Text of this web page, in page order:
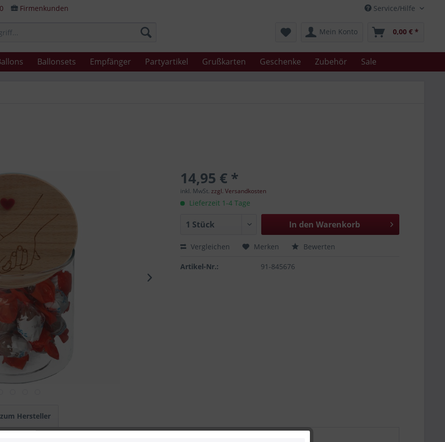
Service/Hilfe
Firmenkunden
Mein Konto 0,00 € *
Ballonsets Empfänger Partyartikel Grußkarten Geschenke Zubehör Sale
14,95 € *
inkl. MwSt.zzgl. Versandkosten
Lieferzeit 1-4 Tage
In den Warenkorb
Vergleichen Merken Bewerten
Artikel-Nr.: 91-845676
Hersteller